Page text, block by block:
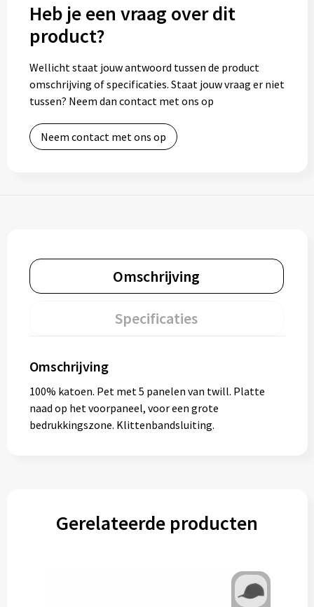
Heb je een vraag over dit
product?
Wellicht staat jouw antwoord tussen de product
omschrijving of specificaties. Staat jouw vraag er niet
tussen? Neem dan contact met ons op
Neem contact met ons op
Omschrijving
Specificaties
Omschrijving
100% katoen. Pet met 5 panelen van twill. Platte
naad op het voorpaneel, voor een grote
bedrukkingszone. Klittenbandsluiting.
Gerelateerde producten